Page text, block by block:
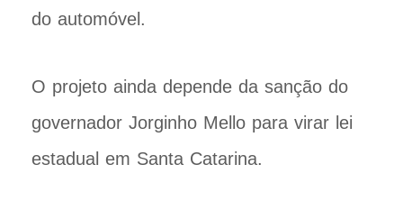
do automóvel.
O projeto ainda depende da sanção do
governador Jorginho Mello para virar lei
estadual em Santa Catarina.